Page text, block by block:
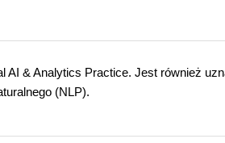
AI & Analytics Practice. Jest również
(NLP).